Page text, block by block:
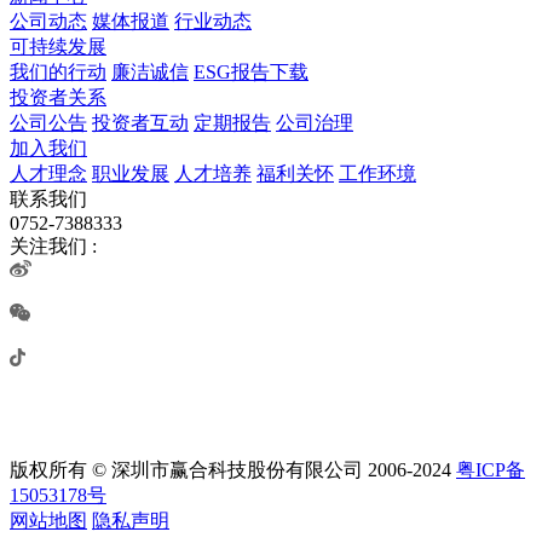
公司动态 媒体报道 行业动态
可持续发展
我们的行动 廉洁诚信 ESG报告下载
投资者关系
公司公告 投资者互动 定期报告 公司治理
加入我们
人才理念 职业发展 人才培养 福利关怀 工作环境
联系我们
0752-7388333
关注我们 :
版权所有 © 深圳市赢合科技股份有限公司 2006-2024 粤ICP备
15053178号
网站地图 隐私声明